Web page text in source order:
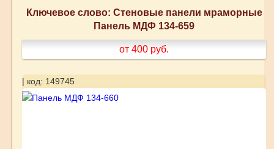
Ключевое слово: Стеновые панели мраморные
Панель МДФ 134-659
от 400 руб.
| код: 149745